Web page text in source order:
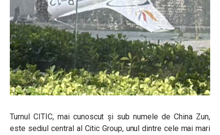
Turnul CITIC, mai cunoscut și sub numele de China Zun,
este sediul central al Citic Group, unul dintre cele mai mari